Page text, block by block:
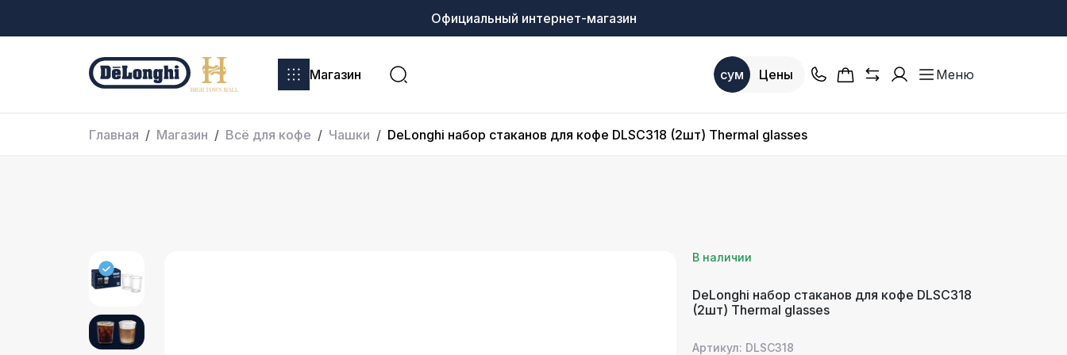
Официальный интернет-магазин
Магазин сум Цены Меню
Главная Магазин Всё для кофе Чашки DeLonghi набор стаканов для кофе DLSC318 (2шт) Thermal glasses
В наличии
DeLonghi набор стаканов для кофе DLSC318
(2шт) Thermal glasses
Артикул: DLSC318